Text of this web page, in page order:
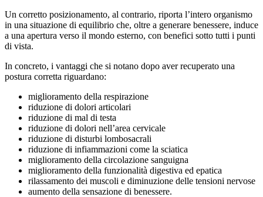
Un corretto posizionamento, al contrario, riporta l’intero organismo
in una situazione di equilibrio che, oltre a generare benessere, induce
a una apertura verso il mondo esterno, con benefici sotto tutti i punti
di vista.
In concreto, i vantaggi che si notano dopo aver recuperato una
postura corretta riguardano:
miglioramento della respirazione
riduzione di dolori articolari
riduzione di mal di testa
riduzione di dolori nell’area cervicale
riduzione di disturbi lombosacrali
riduzione di infiammazioni come la sciatica
miglioramento della circolazione sanguigna
miglioramento della funzionalità digestiva ed epatica
rilassamento dei muscoli e diminuzione delle tensioni nervose
aumento della sensazione di benessere.